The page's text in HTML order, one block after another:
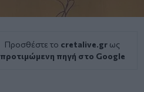
Προσθέστε το cretalive.gr ως
προτιμώμενη πηγή στο Google